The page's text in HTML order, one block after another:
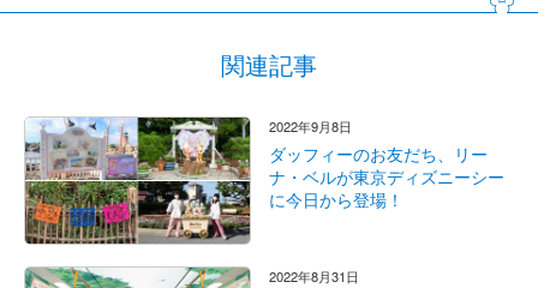
関連記事
2022年9月8日
ダッフィーのお友だち、リー
ナ・ベルが東京ディズニーシー
に今日から登場！
2022年8月31日